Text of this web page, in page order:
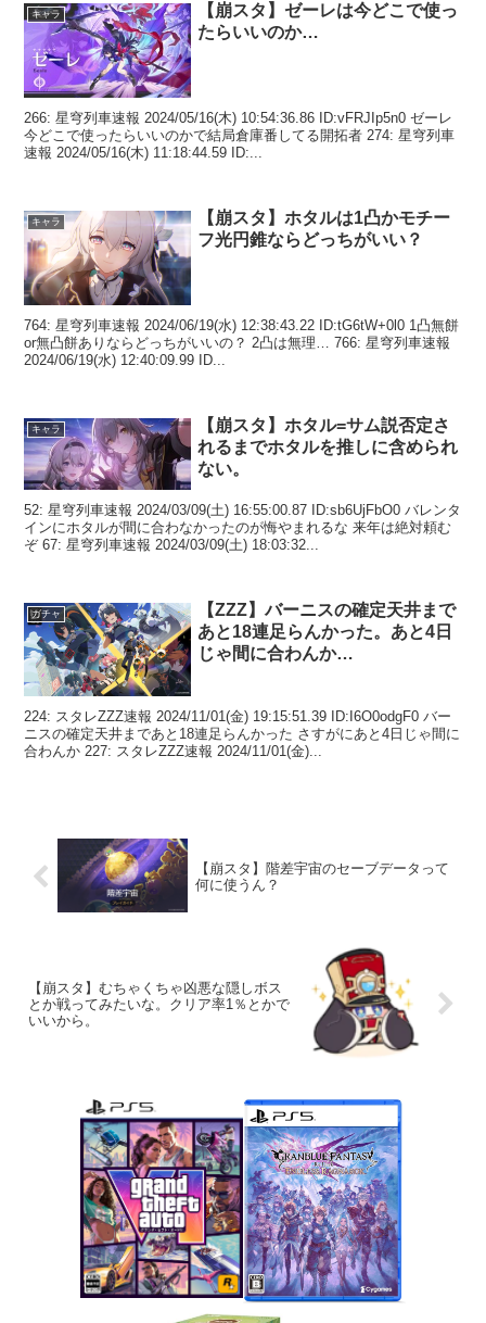
キャラ
【崩スタ】ゼーレは今どこで使っ
たらいいのか…
266: 星穹列車速報 2024/05/16(木) 10:54:36.86 ID:vFRJIp5n0 ゼーレ
今どこで使ったらいいのかで結局倉庫番してる開拓者 274: 星穹列車
速報 2024/05/16(木) 11:18:44.59 ID:...
キャラ
【崩スタ】ホタルは1凸かモチー
フ光円錐ならどっちがいい？
764: 星穹列車速報 2024/06/19(水) 12:38:43.22 ID:tG6tW+0l0 1凸無餅
or無凸餅ありならどっちがいいの？ 2凸は無理… 766: 星穹列車速報
2024/06/19(水) 12:40:09.99 ID...
キャラ
【崩スタ】ホタル=サム説否定さ
れるまでホタルを推しに含められ
ない。
52: 星穹列車速報 2024/03/09(土) 16:55:00.87 ID:sb6UjFbO0 バレンタ
インにホタルが間に合わなかったのが悔やまれるな 来年は絶対頼む
ぞ 67: 星穹列車速報 2024/03/09(土) 18:03:32...
ガチャ
【ZZZ】バーニスの確定天井まで
あと18連足らんかった。あと4日
じゃ間に合わんか…
224: スタレZZZ速報 2024/11/01(金) 19:15:51.39 ID:I6O0odgF0 バー
ニスの確定天井まであと18連足らんかった さすがにあと4日じゃ間に
合わんか 227: スタレZZZ速報 2024/11/01(金)...
【崩スタ】階差宇宙のセーブデータって
何に使うん？
【崩スタ】むちゃくちゃ凶悪な隠しボス
とか戦ってみたいな。クリア率1％とかで
いいから。